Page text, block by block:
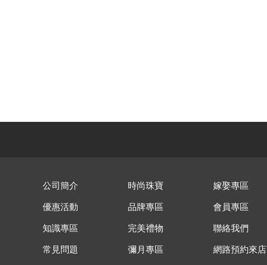
公司簡介
優惠活動
知識專區
常見問題
時尚珠寶
品牌專區
完美禮物
彌月專區
嫁娶專區
會員專區
聯絡我們
網路預約來店